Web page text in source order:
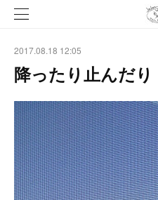
2017.08.18 12:05
降ったり止んだり